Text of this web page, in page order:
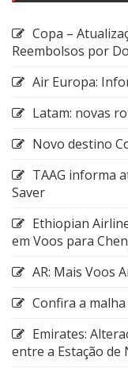
Copa –
Reembolsos por
Air Europa:
Latam: novas
Novo destino
TAAG informa
Saver
Ethiopian
em Voos para
AR: Mais Voos
Confira a
Emirates:
entre a Estação de